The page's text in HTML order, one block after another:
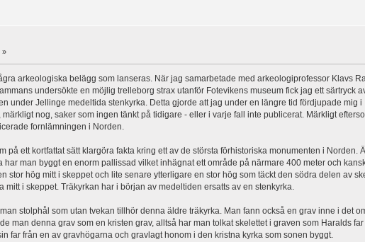
»
arkeologiska belägg som lanseras. När jag samarbetade med arkeologiprofessor Klavs
undersökte en möjlig trelleborg strax utanför Fotevikens museum fick jag ett särtryck
under Jellinge medeltida stenkyrka. Detta gjorde att jag under en längre tid fördjupade mig i
nog, saker som ingen tänkt på tidigare - eller i varje fall inte publicerat. Märkligt
fornlämningen i Norden.
på ett kortfattat sätt klargöra fakta kring ett av de största förhistoriska monumenten i Norden.
har man byggt en enorm pallissad vilket inhägnat ett område på närmare 400 meter och
stor hög mitt i skeppet och lite senare ytterligare en stor hög som täckt den södra delen av
mitt i skeppet. Träkyrkan har i början av medeltiden ersatts av en stenkyrka.
stolphål som utan tvekan tillhör denna äldre träkyrka. Man fann också en grav inne i det
man denna grav som en kristen grav, alltså har man tolkat skelettet i graven som Haralds far
far från en av gravhögarna och gravlagt honom i den kristna kyrka som sonen byggt.